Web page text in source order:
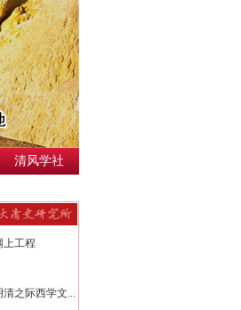
清风学社
上工程
之际西学文...